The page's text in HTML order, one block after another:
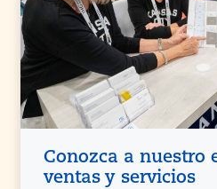
Conozca a nuestro
ventas y servicios